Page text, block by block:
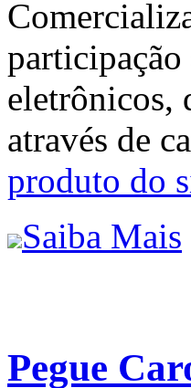
participação
eletrônicos,
através de
produto do
Saiba Mais
Pegue